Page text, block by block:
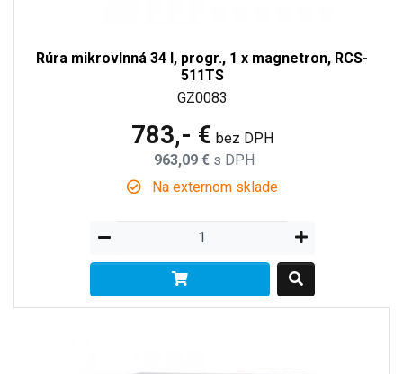
Rúra mikrovlnná 34 l, progr., 1 x magnetron, RCS-
511TS
GZ0083
783,- € bez DPH
963,09 € s DPH
Na externom sklade